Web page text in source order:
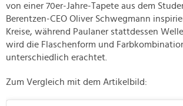
von einer 70er-Jahre-Tapete aus dem
Berentzen-CEO Oliver Schwegmann
Kreise, während Paulaner stattdessen
wird die Flaschenform und
unterschiedlich erachtet.
Zum Vergleich mit dem Artikelbild: